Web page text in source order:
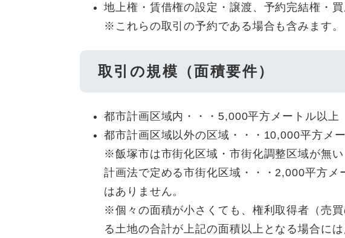
地上権・賃借権の設定・譲渡、予約完結権・
※これらの取引の予約である場合も含みます。
取引の規模（面積要件）
都市計画区域内・・・5,000平方メートル以上
都市計画区域以外の区域・・・10,000平方メ
※飯塚市は市街化区域・市街化調整区域が無
計画法で定める市街化区域・・・2,000平方メ
はありません。
※個々の面積が小さくても、権利取得者（売
る土地の合計が上記の面積以上となる場合には